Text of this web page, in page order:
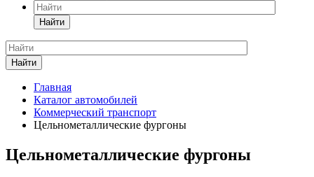
Найти
Найти
Главная
Каталог автомобилей
Коммерческий транспорт
Цельнометаллические фургоны
Цельнометаллические фургоны